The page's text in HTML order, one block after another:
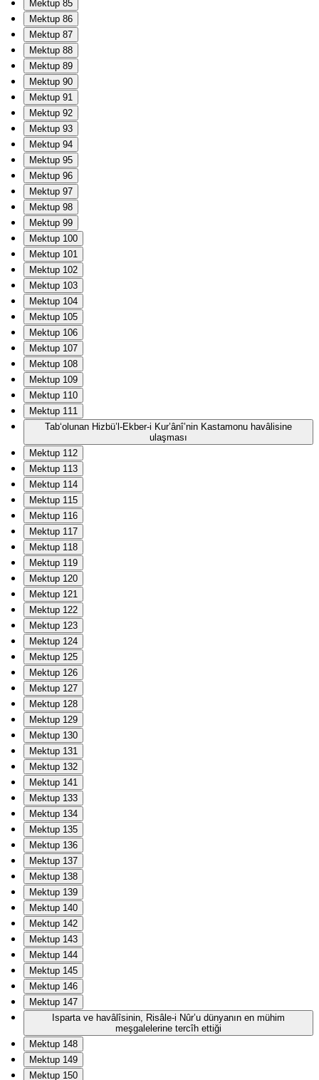
Mektup 85
Mektup 86
Mektup 87
Mektup 88
Mektup 89
Mektup 90
Mektup 91
Mektup 92
Mektup 93
Mektup 94
Mektup 95
Mektup 96
Mektup 97
Mektup 98
Mektup 99
Mektup 100
Mektup 101
Mektup 102
Mektup 103
Mektup 104
Mektup 105
Mektup 106
Mektup 107
Mektup 108
Mektup 109
Mektup 110
Mektup 111
Tab‘olunan Hizbü’l-Ekber-i Kur’ânî’nin Kastamonu havâlisine
ulaşması
Mektup 112
Mektup 113
Mektup 114
Mektup 115
Mektup 116
Mektup 117
Mektup 118
Mektup 119
Mektup 120
Mektup 121
Mektup 122
Mektup 123
Mektup 124
Mektup 125
Mektup 126
Mektup 127
Mektup 128
Mektup 129
Mektup 130
Mektup 131
Mektup 132
Mektup 141
Mektup 133
Mektup 134
Mektup 135
Mektup 136
Mektup 137
Mektup 138
Mektup 139
Mektup 140
Mektup 142
Mektup 143
Mektup 144
Mektup 145
Mektup 146
Mektup 147
Isparta ve havâlîsinin, Risâle-i Nûr’u dünyanın en mühim
meşgalelerine tercîh ettiği
Mektup 148
Mektup 149
Mektup 150